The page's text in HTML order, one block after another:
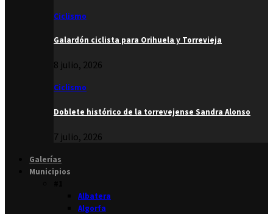
Ciclismo
Galardón ciclista para Orihuela y Torrevieja
8 julio, 2026
Ciclismo
Doblete histórico de la torrevejense Sandra Alonso
7 julio, 2026
Galerías
Municipios
Albatera
Algorfa